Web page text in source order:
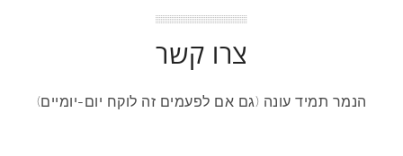
צרו קשר
הנמר תמיד עונה (גם אם לפעמים זה לוקח יום-יומיים)